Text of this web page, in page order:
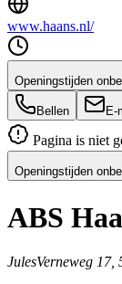
www.haans.nl/
Openingstijden
Bellen E-
Pagina is niet
Openingstijden
ABS
JulesVerneweg